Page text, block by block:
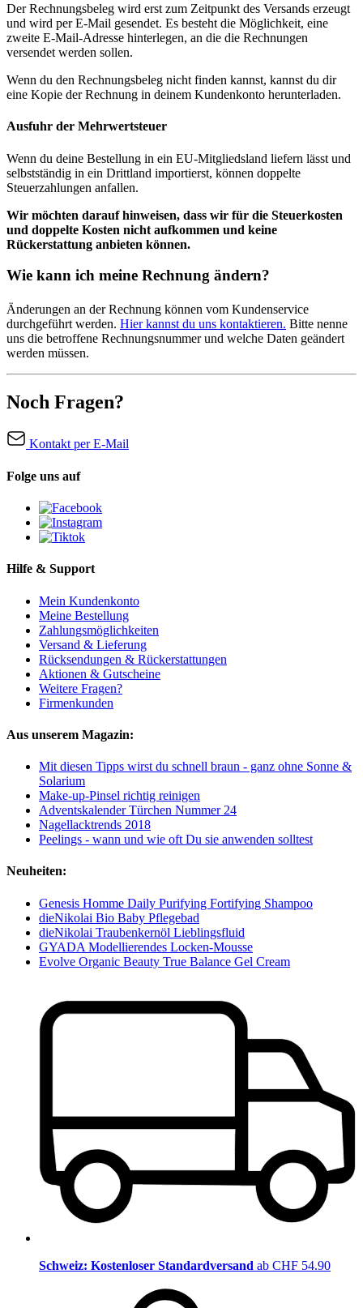
Der Rechnungsbeleg wird erst zum Zeitpunkt des Versands erzeugt
und wird per E-Mail gesendet. Es besteht die Möglichkeit, eine
zweite E-Mail-Adresse hinterlegen, an die die Rechnungen
versendet werden sollen.
Wenn du den Rechnungsbeleg nicht finden kannst, kannst du dir
eine Kopie der Rechnung in deinem Kundenkonto herunterladen.
Ausfuhr der Mehrwertsteuer
Wenn du deine Bestellung in ein EU-Mitgliedsland liefern lässt und
selbstständig in ein Drittland importierst, können doppelte
Steuerzahlungen anfallen.
Wir möchten darauf hinweisen, dass wir für die Steuerkosten
und doppelte Kosten nicht aufkommen und keine
Rückerstattung anbieten können.
Wie kann ich meine Rechnung ändern?
Änderungen an der Rechnung können vom Kundenservice
durchgeführt werden. Hier kannst du uns kontaktieren. Bitte nenne
uns die betroffene Rechnungsnummer und welche Daten geändert
werden müssen.
Noch Fragen?
Kontakt per E-Mail
Folge uns auf
Hilfe & Support
Mein Kundenkonto
Meine Bestellung
Zahlungsmöglichkeiten
Versand & Lieferung
Rücksendungen & Rückerstattungen
Aktionen & Gutscheine
Weitere Fragen?
Firmenkunden
Aus unserem Magazin:
Mit diesen Tipps wirst du schnell braun - ganz ohne Sonne &
Solarium
Make-up-Pinsel richtig reinigen
Adventskalender Türchen Nummer 24
Nagellacktrends 2018
Peelings - wann und wie oft Du sie anwenden solltest
Neuheiten:
Genesis Homme Daily Purifying Fortifying Shampoo
dieNikolai Bio Baby Pflegebad
dieNikolai Traubenkernöl Lieblingsfluid
GYADA Modellierendes Locken-Mousse
Evolve Organic Beauty True Balance Gel Cream
Schweiz: Kostenloser Standardversand ab CHF 54.90